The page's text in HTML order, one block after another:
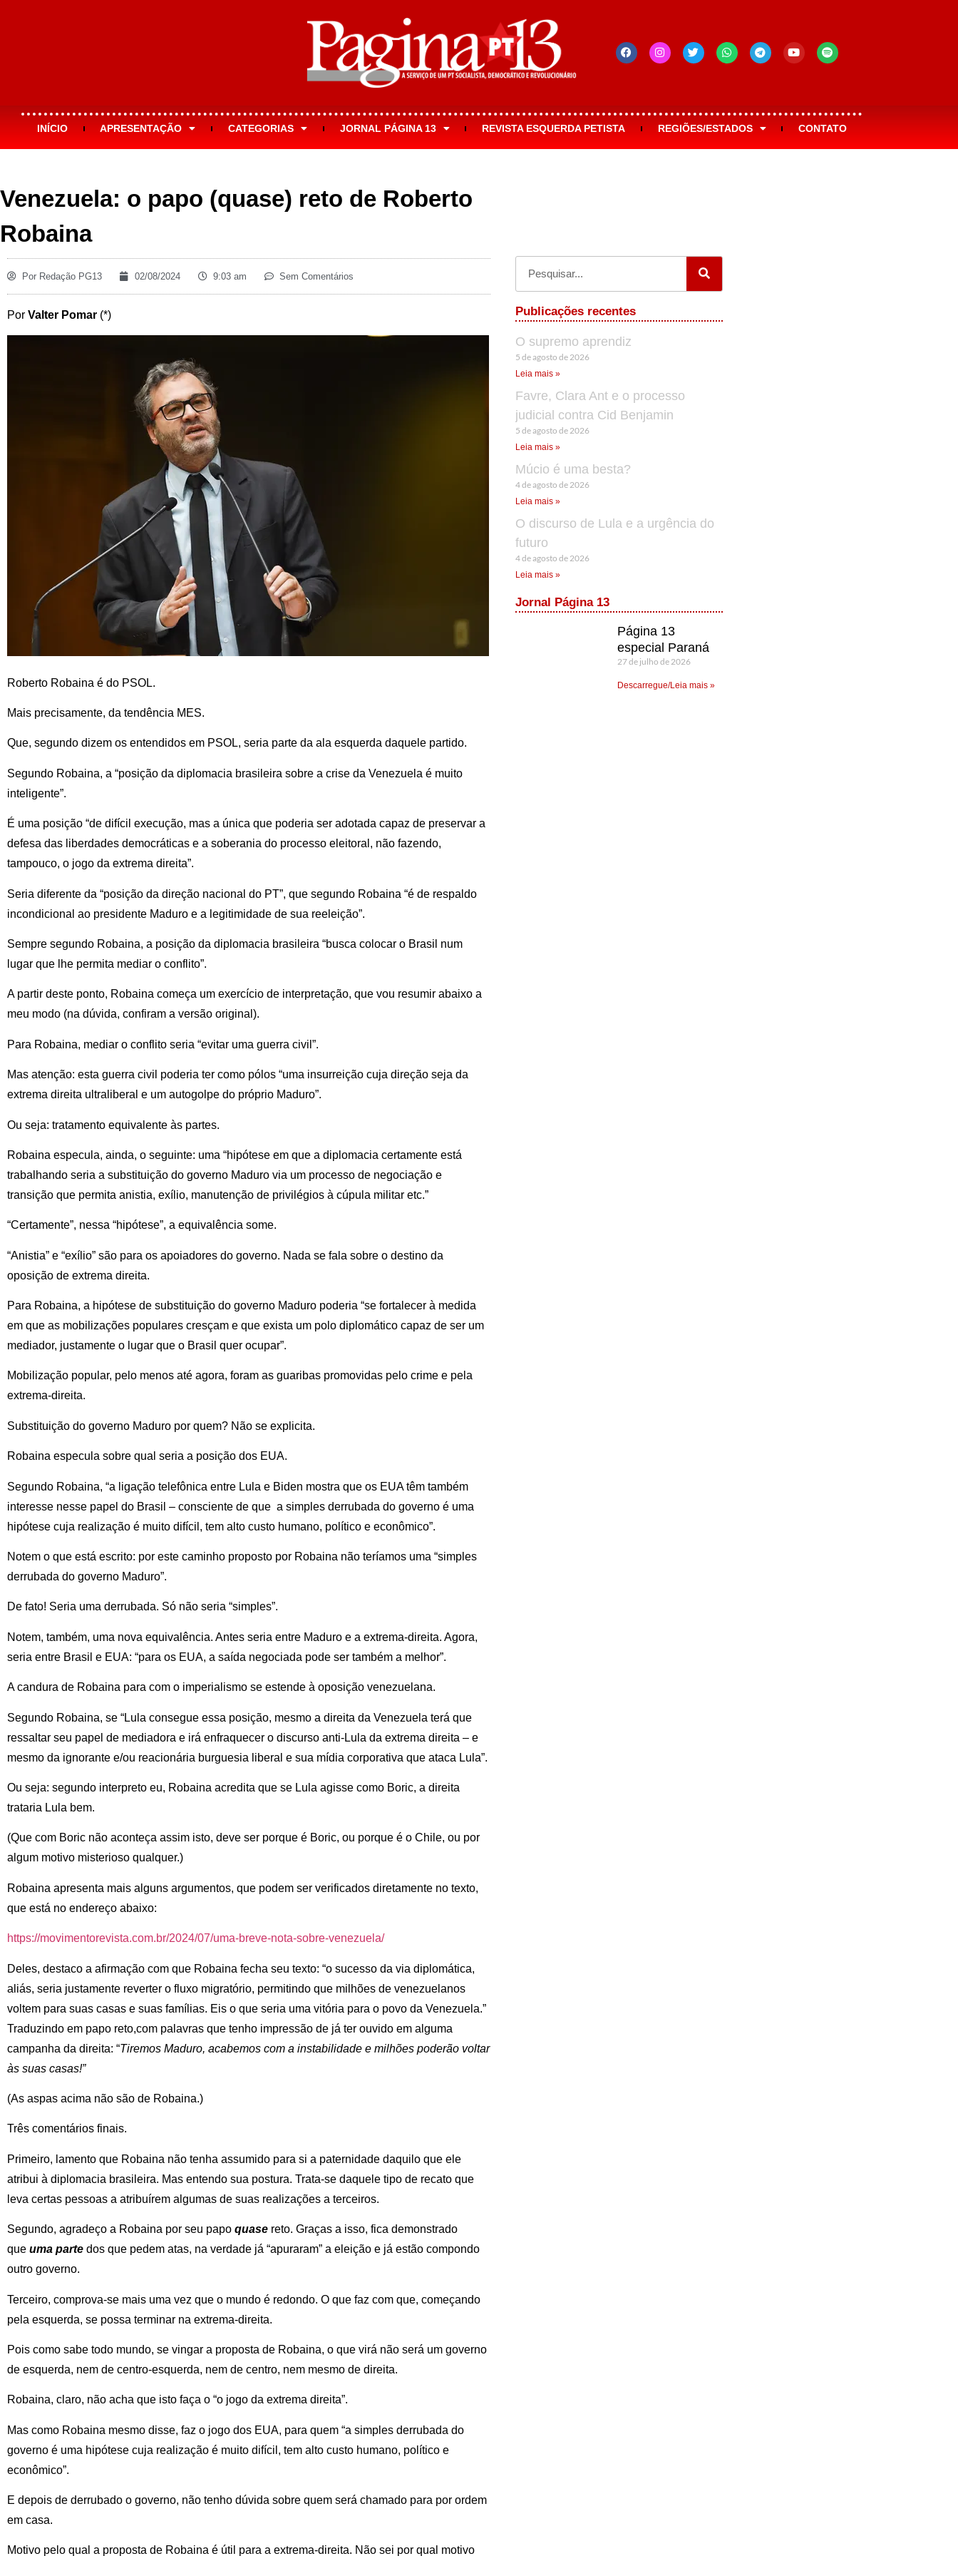
INÍCIO APRESENTAÇÃO CATEGORIAS JORNAL PÁGINA 13 REVISTA ESQUERDA PETISTA REGIÕES/ESTADOS CONTATO
Venezuela: o papo (quase) reto de Roberto
Robaina
Por Redação PG13 02/08/2024 9:03 am Sem Comentários
Por Valter Pomar (*)
Roberto Robaina é do PSOL.
Mais precisamente, da tendência MES.
Que, segundo dizem os entendidos em PSOL, seria parte da ala esquerda daquele partido.
Segundo Robaina, a “posição da diplomacia brasileira sobre a crise da Venezuela é muito
inteligente”.
É uma posição “de difícil execução, mas a única que poderia ser adotada capaz de preservar a
defesa das liberdades democráticas e a soberania do processo eleitoral, não fazendo,
tampouco, o jogo da extrema direita”.
Seria diferente da “posição da direção nacional do PT”, que segundo Robaina “é de respaldo
incondicional ao presidente Maduro e a legitimidade de sua reeleição”.
Sempre segundo Robaina, a posição da diplomacia brasileira “busca colocar o Brasil num
lugar que lhe permita mediar o conflito”.
A partir deste ponto, Robaina começa um exercício de interpretação, que vou resumir abaixo a
meu modo (na dúvida, confiram a versão original).
Para Robaina, mediar o conflito seria “evitar uma guerra civil”.
Mas atenção: esta guerra civil poderia ter como pólos “uma insurreição cuja direção seja da
extrema direita ultraliberal e um autogolpe do próprio Maduro”.
Ou seja: tratamento equivalente às partes.
Robaina especula, ainda, o seguinte: uma “hipótese em que a diplomacia certamente está
trabalhando seria a substituição do governo Maduro via um processo de negociação e
transição que permita anistia, exílio, manutenção de privilégios à cúpula militar etc.”
“Certamente”, nessa “hipótese”, a equivalência some.
“Anistia” e “exílio” são para os apoiadores do governo. Nada se fala sobre o destino da
oposição de extrema direita.
Para Robaina, a hipótese de substituição do governo Maduro poderia “se fortalecer à medida
em que as mobilizações populares cresçam e que exista um polo diplomático capaz de ser um
mediador, justamente o lugar que o Brasil quer ocupar”.
Mobilização popular, pelo menos até agora, foram as guaribas promovidas pelo crime e pela
extrema-direita.
Substituição do governo Maduro por quem? Não se explicita.
Robaina especula sobre qual seria a posição dos EUA.
Segundo Robaina, “a ligação telefônica entre Lula e Biden mostra que os EUA têm também
interesse nesse papel do Brasil – consciente de que a simples derrubada do governo é uma
hipótese cuja realização é muito difícil, tem alto custo humano, político e econômico”.
Notem o que está escrito: por este caminho proposto por Robaina não teríamos uma “simples
derrubada do governo Maduro”.
De fato! Seria uma derrubada. Só não seria “simples”.
Notem, também, uma nova equivalência. Antes seria entre Maduro e a extrema-direita. Agora,
seria entre Brasil e EUA: “para os EUA, a saída negociada pode ser também a melhor”.
A candura de Robaina para com o imperialismo se estende à oposição venezuelana.
Segundo Robaina, se “Lula consegue essa posição, mesmo a direita da Venezuela terá que
ressaltar seu papel de mediadora e irá enfraquecer o discurso anti-Lula da extrema direita – e
mesmo da ignorante e/ou reacionária burguesia liberal e sua mídia corporativa que ataca Lula”.
Ou seja: segundo interpreto eu, Robaina acredita que se Lula agisse como Boric, a direita
trataria Lula bem.
(Que com Boric não aconteça assim isto, deve ser porque é Boric, ou porque é o Chile, ou por
algum motivo misterioso qualquer.)
Robaina apresenta mais alguns argumentos, que podem ser verificados diretamente no texto,
que está no endereço abaixo:
https://movimentorevista.com.br/2024/07/uma-breve-nota-sobre-venezuela/
Deles, destaco a afirmação com que Robaina fecha seu texto: “o sucesso da via diplomática,
aliás, seria justamente reverter o fluxo migratório, permitindo que milhões de venezuelanos
voltem para suas casas e suas famílias. Eis o que seria uma vitória para o povo da Venezuela.”
Traduzindo em papo reto,com palavras que tenho impressão de já ter ouvido em alguma
campanha da direita: “Tiremos Maduro, acabemos com a instabilidade e milhões poderão voltar
às suas casas!”
(As aspas acima não são de Robaina.)
Três comentários finais.
Primeiro, lamento que Robaina não tenha assumido para si a paternidade daquilo que ele
atribui à diplomacia brasileira. Mas entendo sua postura. Trata-se daquele tipo de recato que
leva certas pessoas a atribuírem algumas de suas realizações a terceiros.
Segundo, agradeço a Robaina por seu papo quase reto. Graças a isso, fica demonstrado
que uma parte dos que pedem atas, na verdade já “apuraram” a eleição e já estão compondo
outro governo.
Terceiro, comprova-se mais uma vez que o mundo é redondo. O que faz com que, começando
pela esquerda, se possa terminar na extrema-direita.
Pois como sabe todo mundo, se vingar a proposta de Robaina, o que virá não será um governo
de esquerda, nem de centro-esquerda, nem de centro, nem mesmo de direita.
Robaina, claro, não acha que isto faça o “o jogo da extrema direita”.
Mas como Robaina mesmo disse, faz o jogo dos EUA, para quem “a simples derrubada do
governo é uma hipótese cuja realização é muito difícil, tem alto custo humano, político e
econômico”.
E depois de derrubado o governo, não tenho dúvida sobre quem será chamado para por ordem
em casa.
Motivo pelo qual a proposta de Robaina é útil para a extrema-direita. Não sei por qual motivo
Publicações recentes
O supremo aprendiz
5 de agosto de 2026
Leia mais »
Favre, Clara Ant e o processo
judicial contra Cid Benjamin
5 de agosto de 2026
Leia mais »
Múcio é uma besta?
4 de agosto de 2026
Leia mais »
O discurso de Lula e a urgência do
futuro
4 de agosto de 2026
Leia mais »
Jornal Página 13
Página 13
especial Paraná
27 de julho de 2026
Descarregue/Leia mais »